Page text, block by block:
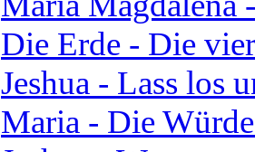
Die Erde - Die
Jeshua - Lass los
Maria - Die